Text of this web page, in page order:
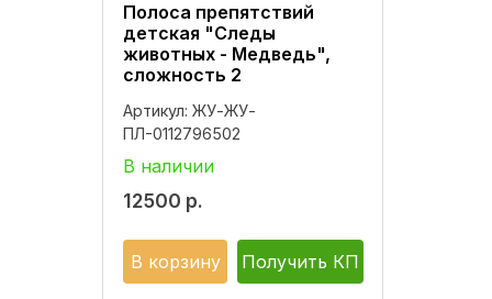
Полоса препятствий
детская "Следы
животных - Медведь",
сложность 2
Артикул: ЖУ-ЖУ-
ПЛ-0112796502
В наличии
12500 р.
В корзину Получить КП